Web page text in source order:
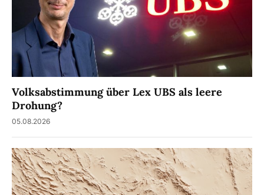
Volksabstimmung über Lex UBS als leere
Drohung?
05.08.2026